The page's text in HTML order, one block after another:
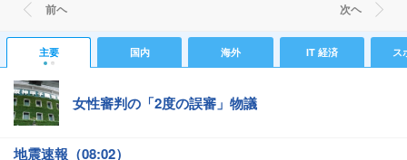
前ヘ 次ヘ
主要 国内 海外 IT 経済 ス
女性審判の「2度の誤審」物議
地震速報（08:02）